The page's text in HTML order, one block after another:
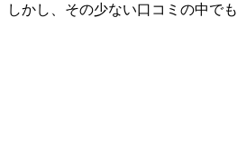
しかし、その少ない口コミの中でも